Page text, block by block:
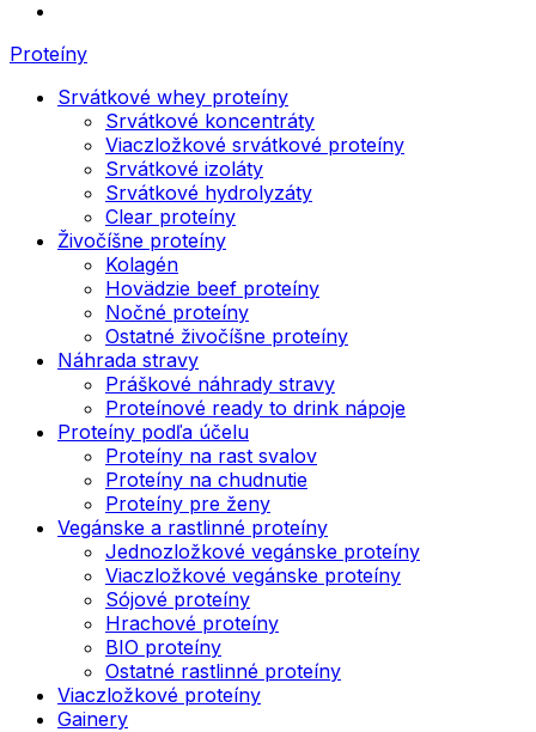
Proteíny
Srvátkové whey proteíny
Srvátkové koncentráty
Viaczložkové srvátkové proteíny
Srvátkové izoláty
Srvátkové hydrolyzáty
Clear proteíny
Živočíšne proteíny
Kolagén
Hovädzie beef proteíny
Nočné proteíny
Ostatné živočíšne proteíny
Náhrada stravy
Práškové náhrady stravy
Proteínové ready to drink nápoje
Proteíny podľa účelu
Proteíny na rast svalov
Proteíny na chudnutie
Proteíny pre ženy
Vegánske a rastlinné proteíny
Jednozložkové vegánske proteíny
Viaczložkové vegánske proteíny
Sójové proteíny
Hrachové proteíny
BIO proteíny
Ostatné rastlinné proteíny
Viaczložkové proteíny
Gainery